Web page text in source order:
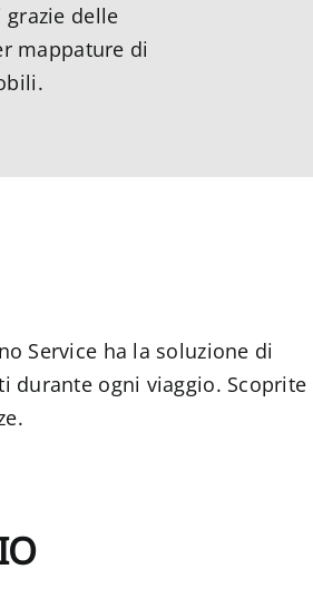
delle
mappature di
Service ha la soluzione di
durante ogni viaggio. Scoprite